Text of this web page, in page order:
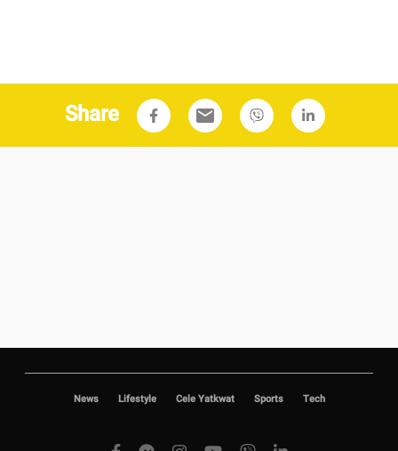
Share email
News Lifestyle Cele Yatkwat Sports Tech